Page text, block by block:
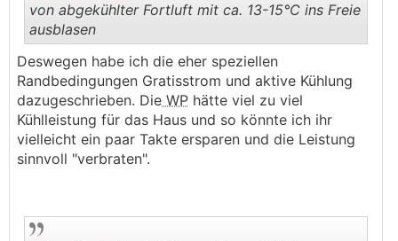
..
von abgekühlter Fortluft mit ca. 13-15°C ins Freie
ausblasen
Deswegen habe ich die eher speziellen
Randbedingungen Gratisstrom und aktive Kühlung
dazugeschrieben. Die WP hätte viel zu viel
Kühlleistung für das Haus und so könnte ich ihr
vielleicht ein paar Takte ersparen und die Leistung
sinnvoll "verbraten".